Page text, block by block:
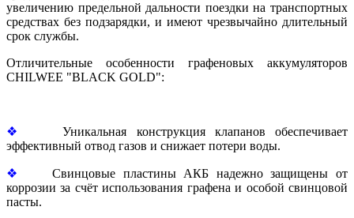
увеличению предельной дальности поездки на транспортных
средствах без подзарядки, и имеют чрезвычайно длительный
срок службы.
Отличительные особенности графеновых аккумуляторов
CHILWEE "BLACK GOLD":
❖Уникальная конструкция клапанов обеспечивает
эффективный отвод газов и снижает потери воды.
❖
Свинцовые пластины АКБ надежно защищены от
коррозии за счёт использования графена и особой свинцовой
пасты.